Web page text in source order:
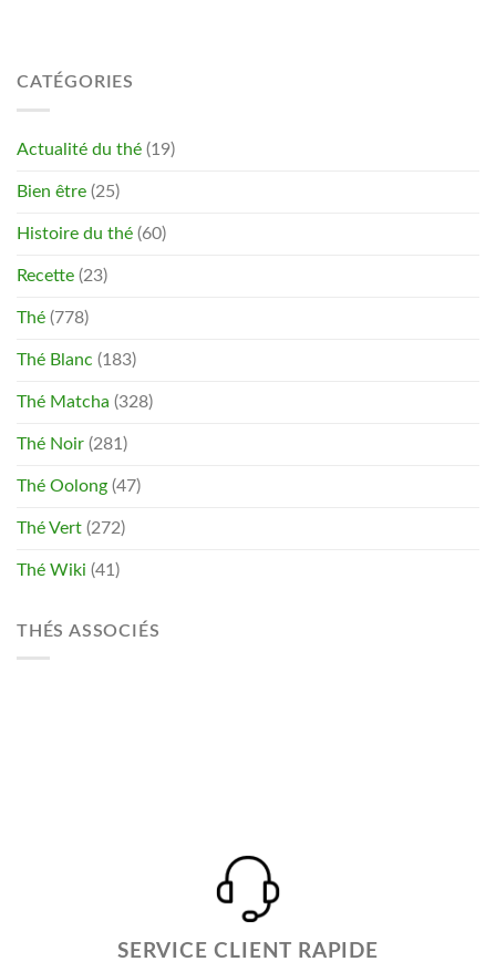
CATÉGORIES
Actualité du thé (19)
Bien être (25)
Histoire du thé (60)
Recette (23)
Thé (778)
Thé Blanc (183)
Thé Matcha (328)
Thé Noir (281)
Thé Oolong (47)
Thé Vert (272)
Thé Wiki (41)
THÉS ASSOCIÉS
SERVICE CLIENT RAPIDE